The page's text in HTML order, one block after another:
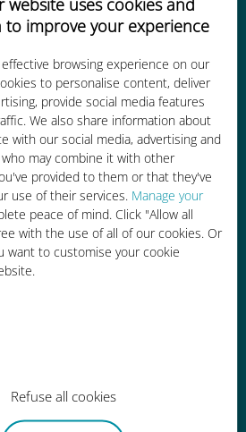
to improve your experience
browsing experience on our
to personalise content, deliver
provide social media features
We also share information about
with our social media, advertising and
may combine it with other
provided to them or that they've
use of their services. Manage your
peace of mind. Click "Allow all
with the use of all of our cookies. Or
want to customise your cookie
Refuse all cookies
in meno rispetto alle
con il vostro
attuale